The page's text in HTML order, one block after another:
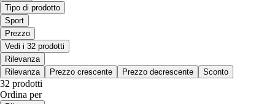
Tipo di prodotto
Sport
Prezzo
Vedi i 32 prodotti
Rilevanza
Rilevanza
Prezzo crescente Prezzo decrescente Sconto
32 prodotti
Ordina per